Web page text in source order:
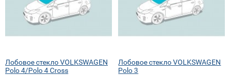
Лобовое стекло VOLKSWAGEN
Polo 4/Polo 4 Cross
Лобовое стекло VOLKSWAGEN
Polo 3